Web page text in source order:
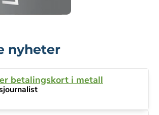
nyheter
betalingskort i metall